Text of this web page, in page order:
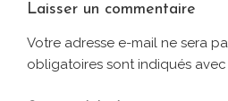
Laisser un commentaire
Votre adresse e-mail ne sera
obligatoires sont indiqués avec